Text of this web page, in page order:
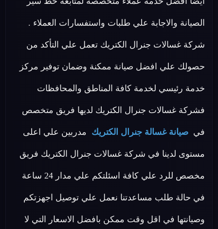
الصيانة والاجابة علي طلبات واستفسارات العملاء .
شركة غسالات جنرال الكتريك تعمل علي التأكد من
حصولك علي افضل صيانة ممكنة وضمان توفير مركز
خدمة رئيسي لخدمة كافة المناطق والمحافظات
فشركة غسالات جنرال الكتريك لديها فريق متخصص
في صيانة غسالة جنرال الكتريك مدربين علي اعلى
مستوى لدينا في شركة غسالات جنرال الكتريك فريق
مخصص للرد علي كافة اسئلتكم علي مدار 24 ساعة
في حالة طلب مساعدتنا نعمل علي توصيل اجهزتكم
وصيانتها في اقل وقت ممكن بافضل الاسعار التي لا